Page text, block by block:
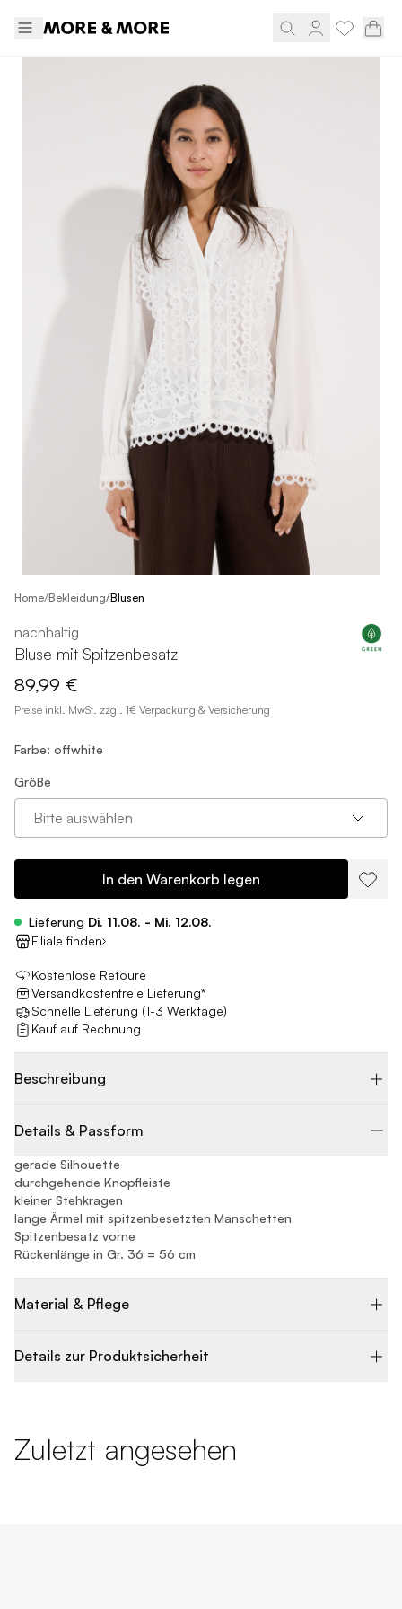
Home/Bekleidung/Blusen
nachhaltig
Bluse mit Spitzenbesatz
89,99 €
Preise inkl. MwSt. zzgl. 1€ Verpackung & Versicherung
Farbe: offwhite
Größe
Bitte auswählen
In den Warenkorb legen
Lieferung Di. 11.08. - Mi. 12.08.
Filiale finden
Kostenlose Retoure
Versandkostenfreie Lieferung*
Schnelle Lieferung (1-3 Werktage)
Kauf auf Rechnung
Beschreibung
Details & Passform
gerade Silhouette
durchgehende Knopfleiste
kleiner Stehkragen
lange Ärmel mit spitzenbesetzten Manschetten
Spitzenbesatz vorne
Rückenlänge in Gr. 36 = 56 cm
Material & Pflege
Details zur Produktsicherheit
Zuletzt angesehen